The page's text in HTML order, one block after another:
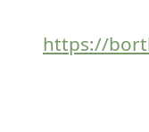
https://